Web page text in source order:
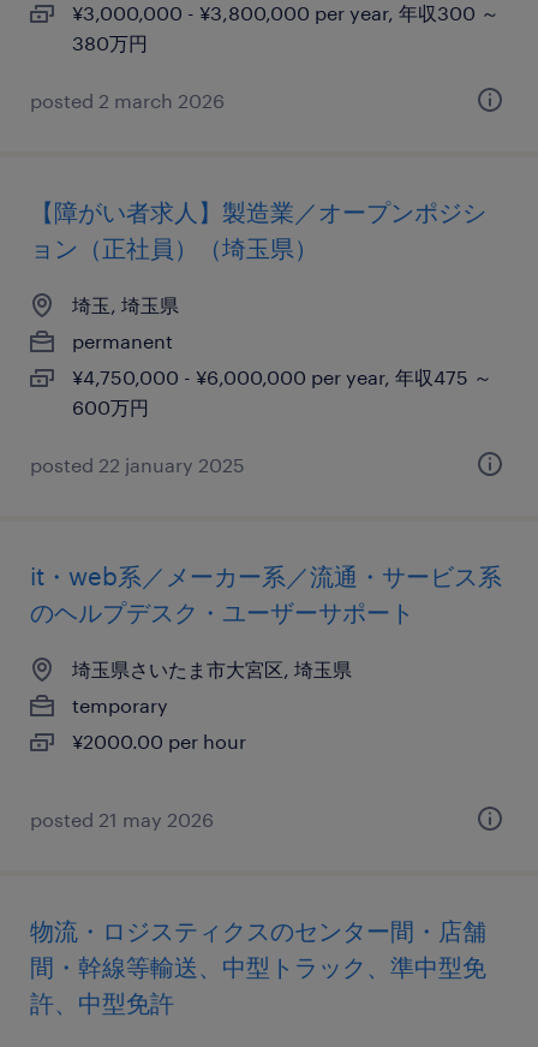
¥3,000,000 - ¥3,800,000 per year, 年収300 ～
380万円
posted 2 march 2026
【障がい者求人】製造業／オープンポジシ
ョン（正社員）（埼玉県）
埼玉, 埼玉県
permanent
¥4,750,000 - ¥6,000,000 per year, 年収475 ～
600万円
posted 22 january 2025
it・web系／メーカー系／流通・サービス系
のヘルプデスク・ユーザーサポート
埼玉県さいたま市大宮区, 埼玉県
temporary
¥2000.00 per hour
posted 21 may 2026
物流・ロジスティクスのセンター間・店舗
間・幹線等輸送、中型トラック、準中型免
許、中型免許